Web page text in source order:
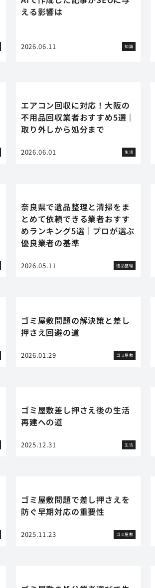
える影響は
2026.06.11 知識
エアコン回収に対応！大阪の
不用品回収業者おすすめ5選｜
取り外しから処分まで
2026.06.01 生活
奈良県で遺品整理と清掃をま
とめて依頼できる業者おすす
めランキング5選｜プロが選ぶ
優良業者の基準
2026.05.11 遺品整理
ゴミ屋敷問題の解決策と差し
押さえ回避の道
2026.01.29 ゴミ屋敷
ゴミ屋敷差し押さえ後の生活
再建への道
2025.12.31 生活
ゴミ屋敷問題で差し押さえを
防ぐ早期対応の重要性
2025.11.23 ゴミ屋敷